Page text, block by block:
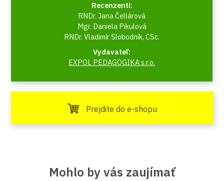
Recenzenti:
RNDr. Jana Čellárová
Mgr. Daniela Pikulová
RNDr. Vladimír Slobodník, CSc.
Vydavateľ:
EXPOL PEDAGOGIKA s.r.o.
Prejdite do e-shopu
Mohlo by vás zaujímať